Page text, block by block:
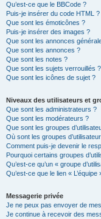
Qu’est-ce que le BBCode ?
Puis-je insérer du code HTML ?
Que sont les émoticônes ?
Puis-je insérer des images ?
Que sont les annonces
Que sont les annonces ?
Que sont les notes ?
Que sont les sujets verrouillés ?
Que sont les icônes de sujet ?
Niveaux des utilisateurs et
Que sont les administrateurs ?
Que sont les modérateurs ?
Que sont les groupes
Où sont les groupes
Comment puis-je devenir le
Pourquoi certains groupes
Qu’est-ce qu’un « groupe
Qu’est-ce que le lien « L’équipe
Messagerie privée
Je ne peux pas envoyer de
Je continue à recevoir des